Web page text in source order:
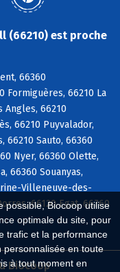
possible, Biocoop utilise
optimale du site, pour
trafic et la performance
en toute
à tout moment en
(66210) est proche
66360
Formiguères, 66210 La
Angles, 66210
66210 Puyvalador,
66210 Sauto, 66360
Nyer, 66360 Olette,
66360 Souanyas,
Villeneuve-des-
66120 Egat, 66760
Biocoop